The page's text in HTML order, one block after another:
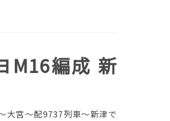
M16編成 新
大宮〜配9737列車〜新津で